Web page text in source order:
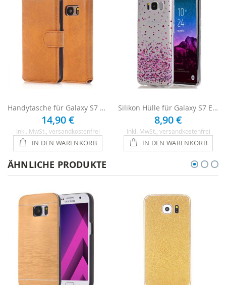
Handytasche für Galaxy S7 Edge - Hellbraun
14,90 €
Inkl. MwSt. , versandkostenfrei
IN DEN WARENKORB
Silikon Hülle für Galaxy S7 Edge - Lila Herzen
8,90 €
Inkl. MwSt. , versandkostenfrei
IN DEN WARENKORB
ÄHNLICHE PRODUKTE